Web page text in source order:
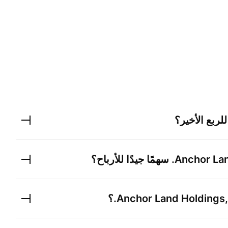
للربع الأخير؟
Anchor سهمًا جيدًا للأرباح؟
Anchor Land Holdings, ؟